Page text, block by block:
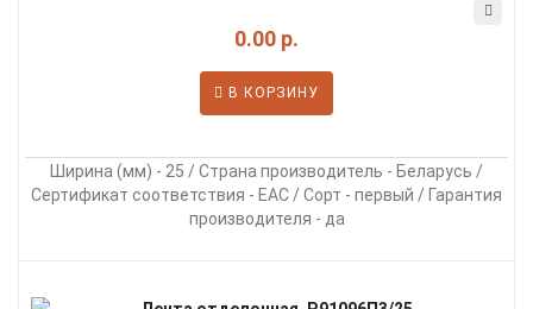
0.00 р.
В КОРЗИНУ
Ширина (мм) - 25 / Страна производитель - Беларусь /
Сертификат соответствия - EAC / Сорт - первый / Гарантия
производителя - да